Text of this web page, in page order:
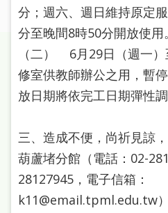
常
見
問
答
加
市
圖
網
站
分；週六、週日維持原定
分至晚間8時50分開放使用。
（二） 6月29日（週一
修室供教師辦公之用，暫
放日期將依完工日期彈性調
三、造成不便，尚祈見諒
葫蘆堵分館（電話：02-
28127945，電子信箱：
k11@email.tpml.edu.tw）